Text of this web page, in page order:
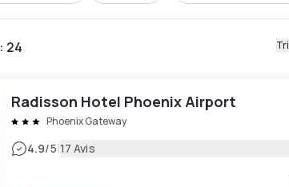
: 24
Radisson Hotel Phoenix Airport
Phoenix Gateway
4.9/5|17 Avis